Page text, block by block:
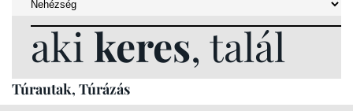
aki keres, talál
Túrautak, Túrázás